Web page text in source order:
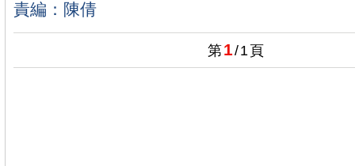
責編：陳倩
第1/1頁